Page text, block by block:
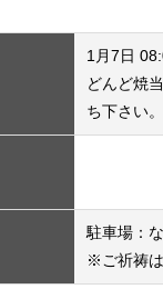
1月7日
どんど焼
ち下さい。
駐車場：
※ご祈祷は